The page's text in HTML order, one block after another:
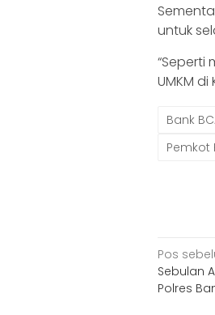
untuk
“Seperti
UMKM
Bank
Pemkot
pos
Pos
Sebulan
Polres